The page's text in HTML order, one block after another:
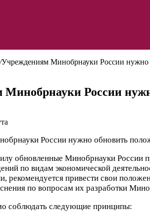
/Учреждениям Минобрнауки России нужно
России
обновленные Минобрнауки России
по видам экономической
рекомендуется привести свои
по вопросам их разработки
соблюдать следующие принципы: